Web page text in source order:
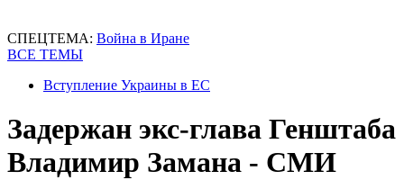
СПЕЦТЕМА: Война в Иране
ВСЕ ТЕМЫ
Вступление Украины в ЕС
Задержан экс-глава Генштаба
Владимир Замана - СМИ